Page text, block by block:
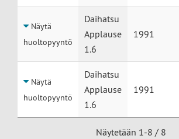
Näytä
huoltopyyntö
Daihatsu
Applause
1.6
1991
Näytä
huoltopyyntö
Daihatsu
Applause
1.6
1991
Näytetään 1-8 / 8